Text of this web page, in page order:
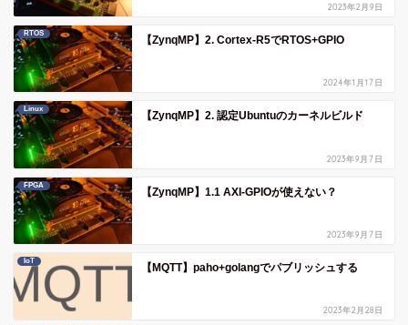
2023年2月9日
RTOS
【ZynqMP】2. Cortex-R5でRTOS+GPIO
2024年1月17日
Linux
【ZynqMP】2. 認定Ubuntuのカーネルビルド
2023年9月7日
FPGA
【ZynqMP】1.1 AXI-GPIOが使えない？
2023年9月7日
IoT
【MQTT】paho+golangでパブリッシュする
2023年2月28日